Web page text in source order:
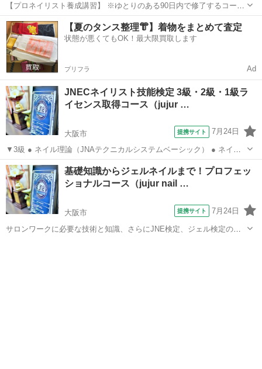
【プロネイリスト養成講習】 ※ゆとりのある90日内で修了するコース
（受講例：5時間×6回・2週間に1回ペース） 「プロデビューへの近
道」 プロの現場で必要となる基本技術を集中的に受講するコースで
す。 本気でネイリストにな...
大阪 大阪市 ネイル
【夏のタンス整理👘】着物をまとめて査定
状態が悪くてもOK！最大限買取します
プリフラ Ad
JNECネイリスト技能検定 3級・2級・1級ラ
イセンス取得コース（jujur …
大阪市 提携サイト 7月24日
▼3級 ● ネイル理論（JNAテクニカルシステムベーシック） ● ネイル
ケア（ファイリング・クリーンナップ） ● カラーリング ● フロータ
ー ● ジェルチップオーバーレイ ● ジェルスカルプチュア ● ジェル
アート ● ジ...
大阪 大阪市 ネイル
基礎知識からジェルネイルまで！プロフェッ
ショナルコース（jujur nail …
大阪市 提携サイト 7月24日
サロンワークに必要な技術と知識、さらにJNE検定、ジェル検定の内